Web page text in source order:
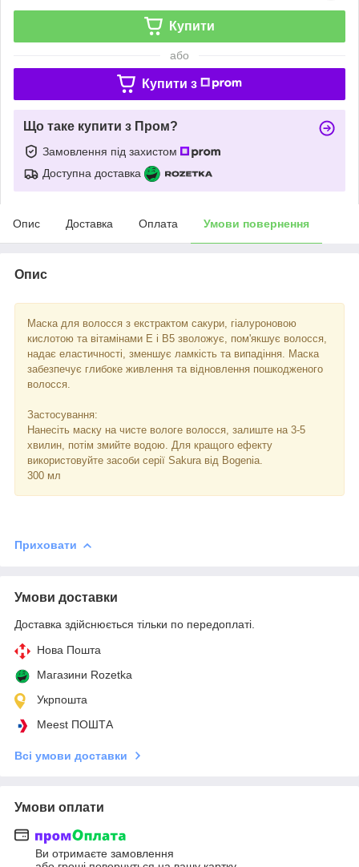
Купити
або
Купити з
Що таке купити з Пром?
Замовлення під захистом
Доступна доставка
Опис Доставка Оплата Умови повернення
Опис
Маска для волосся з екстрактом сакури, гіалуроновою
кислотою та вітамінами E і В5 зволожує, пом'якшує волосся,
надає еластичності, зменшує ламкість та випадіння. Маска
забезпечує глибоке живлення та відновлення пошкодженого
волосся.
Застосування:
Нанесіть маску на чисте вологе волосся, залиште на 3-5
хвилин, потім змийте водою. Для кращого ефекту
використовуйте засоби серії Sakura від Bogenia.
300 мл
Приховати
Умови доставки
Доставка здійснюється тільки по передоплаті.
Нова Пошта
Магазини Rozetka
Укрпошта
Meest ПОШТА
Всі умови доставки
Умови оплати
Ви отримаєте замовлення